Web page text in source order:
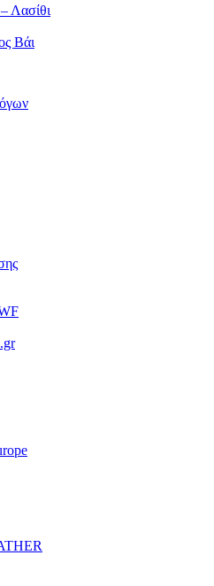
Λασίθι
Βάι